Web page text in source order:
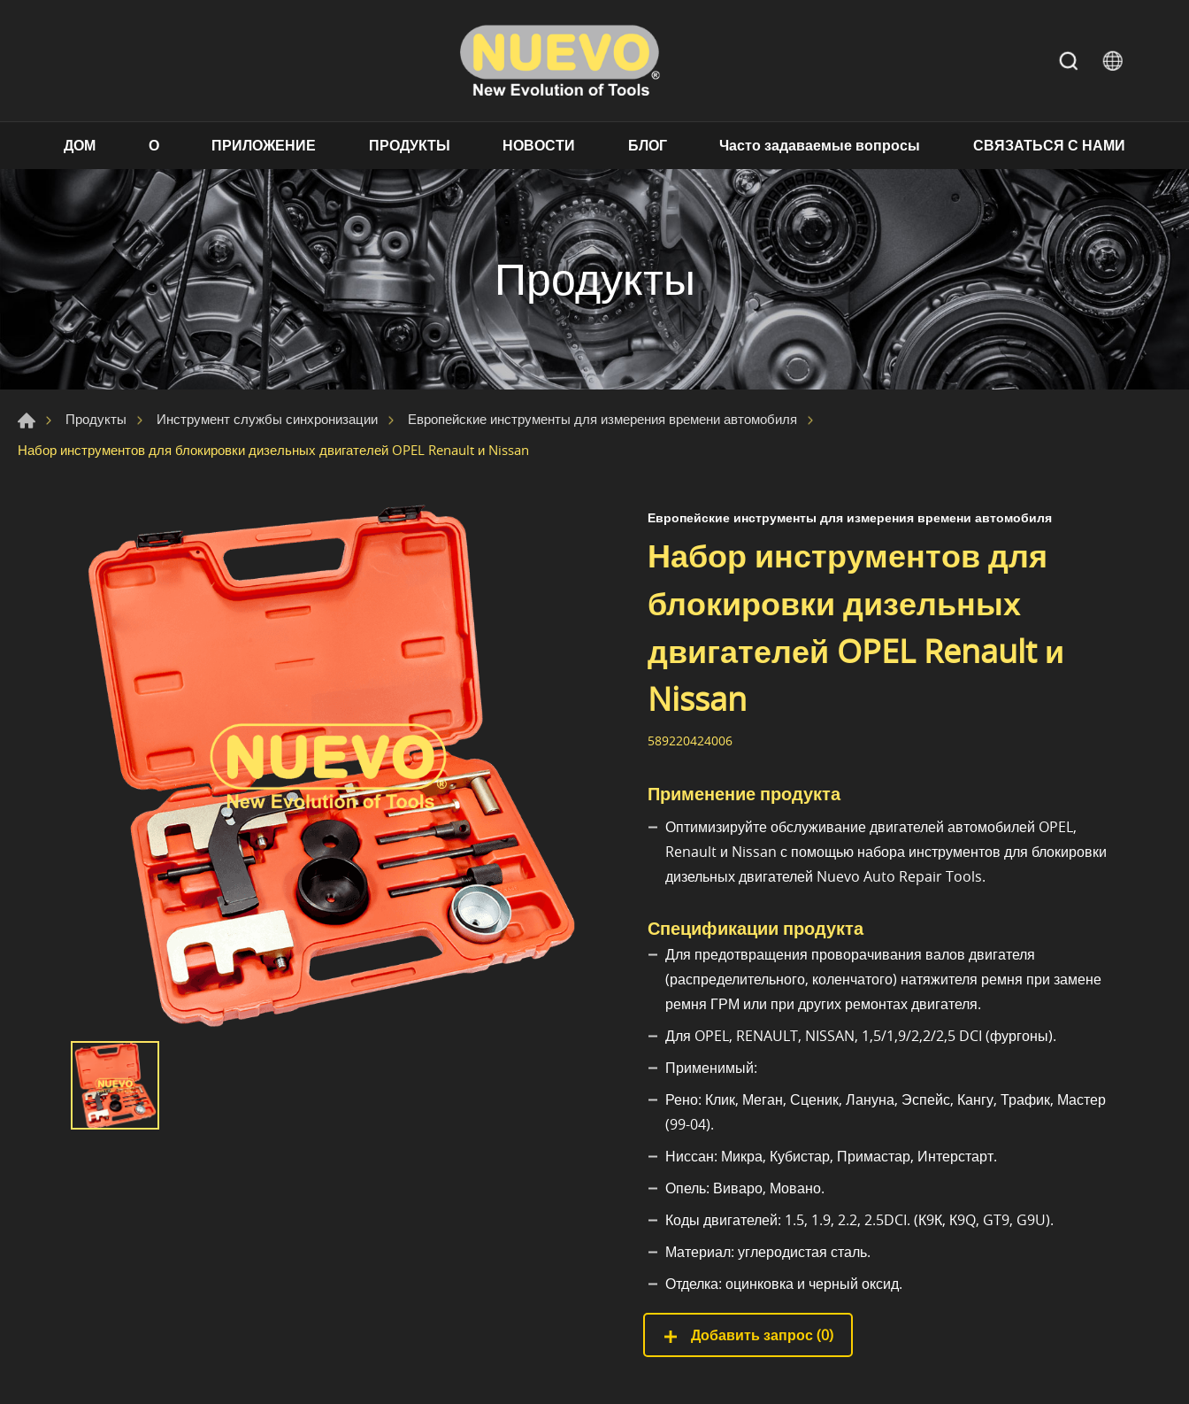
ДОМ О ПРИЛОЖЕНИЕ ПРОДУКТЫ НОВОСТИ БЛОГ Часто задаваемые вопросы СВЯЗАТЬСЯ С НАМИ
Продукты
Продукты Инструмент службы синхронизации
Европейские инструменты для измерения времени автомобиля
Набор инструментов для блокировки дизельных двигателей OPEL Renault и Nissan
Европейские инструменты для измерения времени автомобиля
Набор инструментов для
блокировки дизельных
двигателей OPEL Renault и
Nissan
589220424006
Применение продукта
Оптимизируйте обслуживание двигателей автомобилей OPEL,
Renault и Nissan с помощью набора инструментов для блокировки
дизельных двигателей Nuevo Auto Repair Tools.
Спецификации продукта
Для предотвращения проворачивания валов двигателя
(распределительного, коленчатого) натяжителя ремня при замене
ремня ГРМ или при других ремонтах двигателя.
Для OPEL, RENAULT, NISSAN, 1,5/1,9/2,2/2,5 DCI (фургоны).
Применимый:
Рено: Клик, Меган, Сценик, Лануна, Эспейс, Кангу, Трафик, Мастер
(99-04).
Ниссан: Микра, Кубистар, Примастар, Интерстарт.
Опель: Виваро, Мовано.
Коды двигателей: 1.5, 1.9, 2.2, 2.5DCI. (К9К, К9Q, GT9, G9U).
Материал: углеродистая сталь.
Отделка: оцинковка и черный оксид.
Добавить запрос (0)